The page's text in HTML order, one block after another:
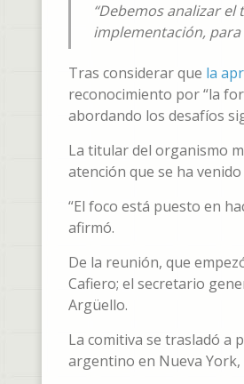
“Debemos analizar
implementación,
Tras considerar que la
reconocimiento por “la
abordando los desafíos
La titular del organismo
atención que se ha
“El foco está puesto en
afirmó.
De la reunión, que
Cafiero; el secretario
Argüello.
La comitiva se trasladó a
argentino en Nueva